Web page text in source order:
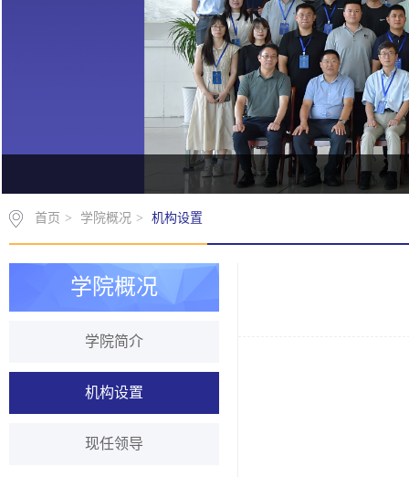
首页 > 学院概况 > 机构设置
学院概况
学院简介
机构设置
现任领导